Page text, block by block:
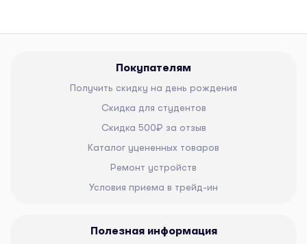
Покупателям
Получить скидку на день рождения
Скидка для студентов
Скидка 500₽ за отзыв
Каталог уцененных товаров
Ремонт устройств
Условия приема в трейд-ин
Полезная информация